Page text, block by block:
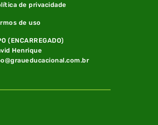
de privacidade
de uso
(ENCARREGADO)
Henrique